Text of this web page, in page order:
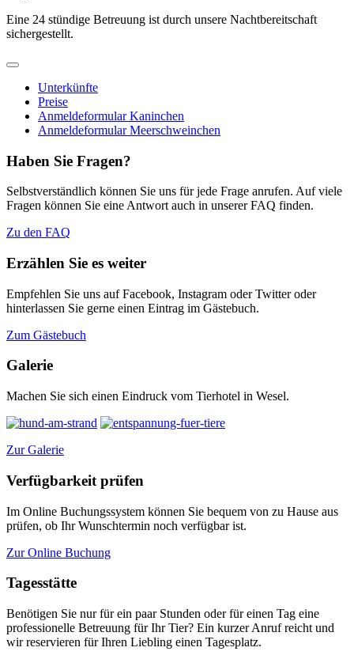
Eine 24 stündige Betreuung ist durch unsere Nachtbereitschaft
sichergestellt.
Unterkünfte
Preise
Anmeldeformular Kaninchen
Anmeldeformular Meerschweinchen
Haben Sie Fragen?
Selbstverständlich können Sie uns für jede Frage anrufen. Auf viele
Fragen können Sie eine Antwort auch in unserer FAQ finden.
Zu den FAQ
Erzählen Sie es weiter
Empfehlen Sie uns auf Facebook, Instagram oder Twitter oder
hinterlassen Sie gerne einen Eintrag im Gästebuch.
Zum Gästebuch
Galerie
Machen Sie sich einen Eindruck vom Tierhotel in Wesel.
Zur Galerie
Verfügbarkeit prüfen
Im Online Buchungssystem können Sie bequem von zu Hause aus
prüfen, ob Ihr Wunschtermin noch verfügbar ist.
Zur Online Buchung
Tagesstätte
Benötigen Sie nur für ein paar Stunden oder für einen Tag eine
professionelle Betreuung für Ihr Tier? Ein kurzer Anruf reicht und
wir reservieren für Ihren Liebling einen Tagesplatz.